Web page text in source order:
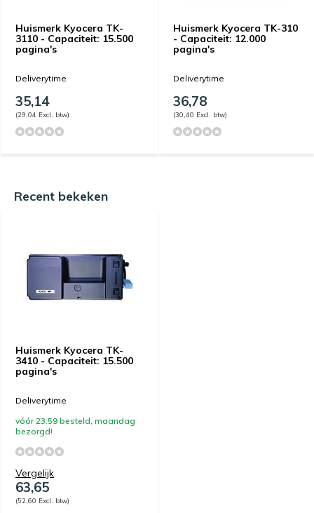
Huismerk Kyocera TK-
3110 - Capaciteit: 15.500
pagina's
Deliverytime
35,14
(29,04 Excl. btw)
Huismerk Kyocera TK-310
- Capaciteit: 12.000
pagina's
Deliverytime
36,78
(30,40 Excl. btw)
Recent bekeken
Huismerk Kyocera TK-
3410 - Capaciteit: 15.500
pagina's
Deliverytime
vóór 23:59 besteld, maandag
bezorgd!
Vergelijk
63,65
(52,60 Excl. btw)